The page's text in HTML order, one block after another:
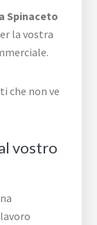
Spinaceto
la vostra
che non ve
vostro